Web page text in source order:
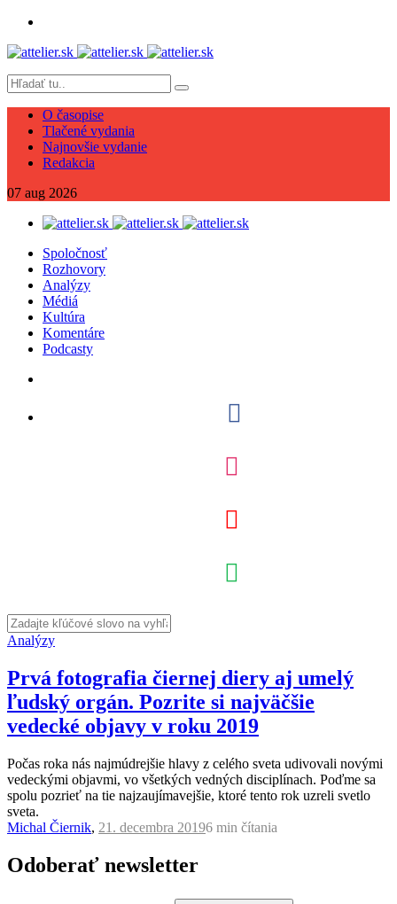
O časopise
Tlačené vydania
Najnovšie vydanie
Redakcia
07 aug 2026
Spoločnosť
Rozhovory
Analýzy
Médiá
Kultúra
Komentáre
Podcasty
Analýzy
Prvá fotografia čiernej diery aj umelý
ľudský orgán. Pozrite si najväčšie
vedecké objavy v roku 2019
Počas roka nás najmúdrejšie hlavy z celého sveta udivovali novými
vedeckými objavmi, vo všetkých vedných disciplínach. Poďme sa
spolu pozrieť na tie najzaujímavejšie, ktoré tento rok uzreli svetlo
sveta.
Michal Čiernik, 21. decembra 20196 min čítania
Odoberať newsletter